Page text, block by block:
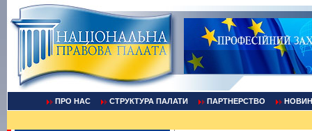
ПРО НАС СТРУКТУРА ПАЛАТИ ПАРТНЕРСТВО